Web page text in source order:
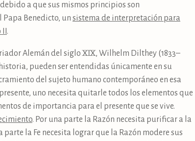
a que sus mismos principios son
Papa Benedicto, un sistema de interpretación para
.
Alemán del siglo XIX, Wilhelm Dilthey (1833–
pueden ser entendidas únicamente en su
del sujeto humano contemporáneo en esa
uno necesita quitarle todos los elementos que
de importancia para el presente que se vive.
. Por una parte la Razón necesita purificar a la
la Fe necesita lograr que la Razón modere sus